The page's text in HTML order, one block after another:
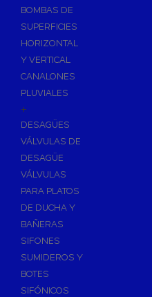
BOMBAS DE
SUPERFICIES
HORIZONTAL
Y VERTICAL
CANALONES
PLUVIALES
+
DESAGÜES
VÁLVULAS DE
DESAGÜE
VÁLVULAS
PARA PLATOS
DE DUCHA Y
BAÑERAS
SIFONES
SUMIDEROS Y
BOTES
SIFÓNICOS